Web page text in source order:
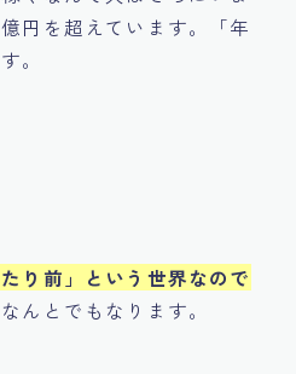
円を超えています。「年
。
り前」という世界なので
んとでもなります。